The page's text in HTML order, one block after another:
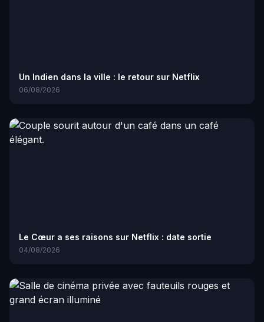
Un Indien dans la ville : le retour sur Netflix
06/08/2026
Le Cœur a ses raisons sur Netflix : date sortie
04/08/2026